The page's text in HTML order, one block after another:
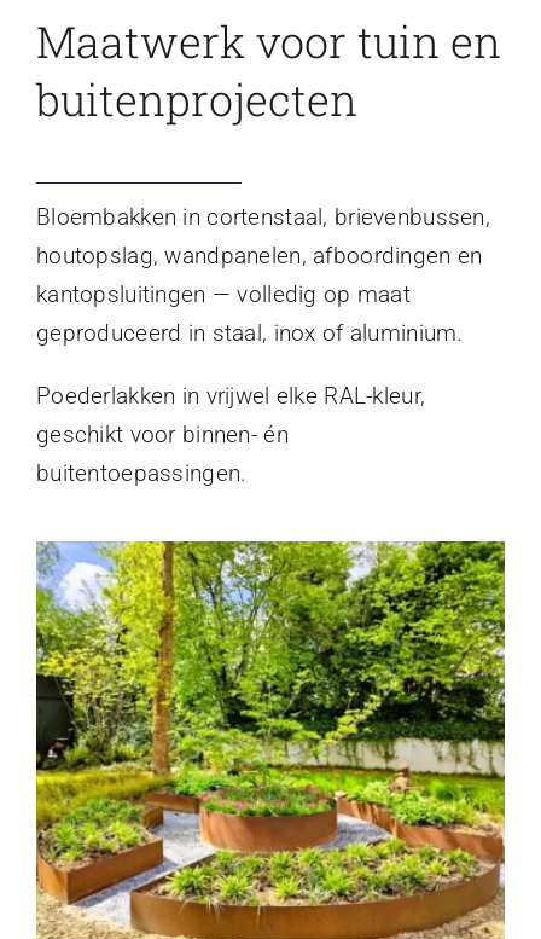
Maatwerk voor tuin en
buitenprojecten
Bloembakken in cortenstaal, brievenbussen,
houtopslag, wandpanelen, afboordingen en
kantopsluitingen — volledig op maat
geproduceerd in staal, inox of aluminium.
Poederlakken in vrijwel elke RAL-kleur,
geschikt voor binnen- én
buitentoepassingen.